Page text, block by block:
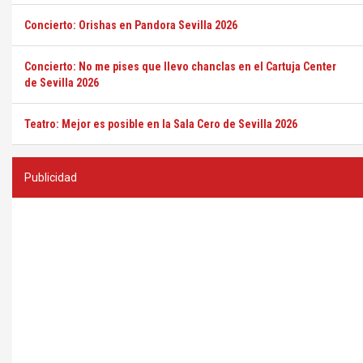
Concierto: Orishas en Pandora Sevilla 2026
Concierto: No me pises que llevo chanclas en el Cartuja Center
de Sevilla 2026
Teatro: Mejor es posible en la Sala Cero de Sevilla 2026
Publicidad